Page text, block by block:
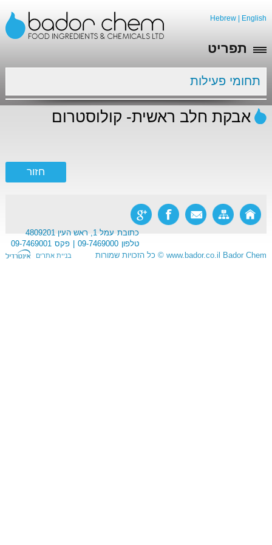
Hebrew English
תפריט
תחומי פעילות
אבקת חלב ראשית- קולוסטרום
כתובת עמל 1, ראש העין 4809201
טלפון 09-7469000 פקס 09-7469001
Bador Chem
www.bador.co.il
© כל הזכויות שמורות בניית אתרים